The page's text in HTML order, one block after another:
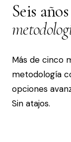
Seis
Más de cinco
metodología
opciones
Sin atajos.